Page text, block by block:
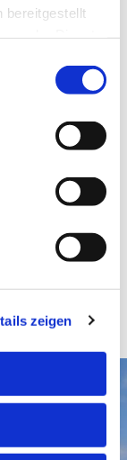
bereitgestellt
zeigen